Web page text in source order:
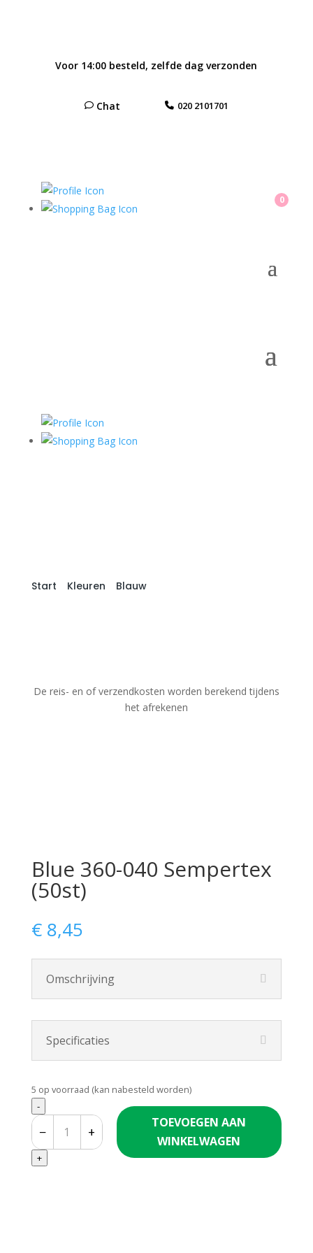
Voor 14:00 besteld, zelfde dag verzonden
Chat 020 2101701
0
Start Kleuren Blauw/ Blue 360-040
De reis- en of verzendkosten worden berekend tijdens
het afrekenen
Blue 360-040 Sempertex
(50st)
€8,45
Omschrijving
Specificaties
5 op voorraad (kan nabesteld worden)
Quantity
-
− +
+
TOEVOEGEN AAN
WINKELWAGEN